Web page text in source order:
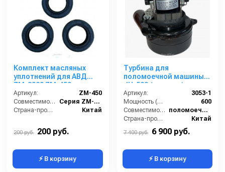
Комплект масляных
уплотнений для АВД
ZM-3020 ZM-450
Артикул:
ZM-450
Совместимость:
Серия ZM-3020 (помпа ZM-2015)
Страна-производитель:
Китай
200 руб. 200 руб.
⚡ В корзину
Турбина для
поломоечной машины
JH-530 (сетевая)
Артикул:
3053-1
Мощность (Вт):
600
Совместимость:
поломоечная машина JH-530
Страна-производитель:
Китай
7 400 руб. 6 900 руб.
⚡ В корзину